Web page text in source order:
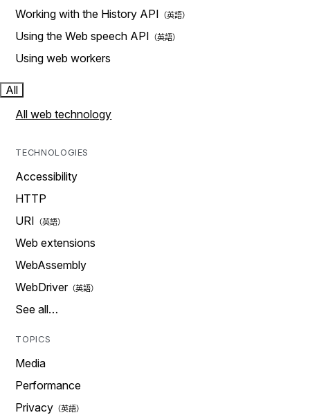
Working with the History API
Using the Web speech API
Using web workers
All
All web technology
TECHNOLOGIES
Accessibility
HTTP
URI
Web extensions
WebAssembly
WebDriver
See all…
TOPICS
Media
Performance
Privacy